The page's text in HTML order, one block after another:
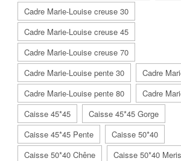
Cadre Marie-Louise creuse 30
Cadre Marie-Louise creuse 45
Cadre Marie-Louise creuse 70
Cadre Marie-Louise pente 30
Cadre
Cadre Marie-Louise pente 80
Cadre
Caisse 45*45
Caisse 45*45 Gorge
Caisse 45*45 Pente
Caisse 50*40
Caisse 50*40 Chêne
Caisse 50*40